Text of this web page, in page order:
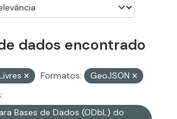
dados encontrado
Formatos:
GeoJSON
Bases de Dados (ODbL) do